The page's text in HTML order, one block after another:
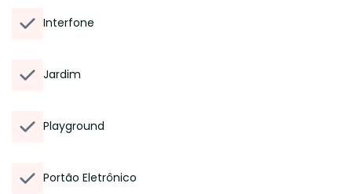
Interfone
Jardim
Playground
Portão Eletrônico